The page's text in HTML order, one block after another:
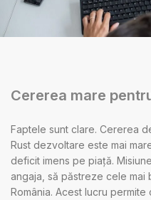
Cererea mare
Faptele sunt clare. Cererea
Rust dezvoltare este mai
deficit imens pe piață.
angaja, să păstreze cele mai
România. Acest lucru